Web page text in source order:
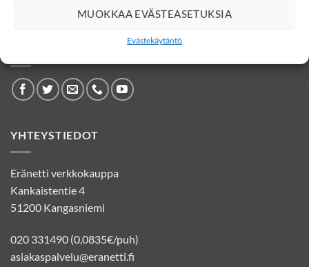
MUOKKAA EVÄSTEASETUKSIA
Evästekäytäntö
SOSIAALINEN MEDIA
YHTEYSTIEDOT
Eränetti verkkokauppa
Kankaistentie 4
51200 Kangasniemi
020 331490 (0,0835€/puh)
asiakaspalvelu@eranetti.fi